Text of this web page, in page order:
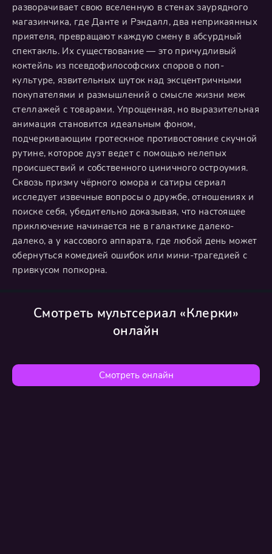
разворачивает свою вселенную в стенах заурядного
магазинчика, где Данте и Рэндалл, два неприкаянных
приятеля, превращают каждую смену в абсурдный
спектакль. Их существование — это причудливый
коктейль из псевдофилософских споров о поп-
культуре, язвительных шуток над эксцентричными
покупателями и размышлений о смысле жизни меж
стеллажей с товарами. Упрощенная, но выразительная
анимация становится идеальным фоном,
подчеркивающим гротескное противостояние скучной
рутине, которое дуэт ведет с помощью нелепых
происшествий и собственного циничного остроумия.
Сквозь призму чёрного юмора и сатиры сериал
исследует извечные вопросы о дружбе, отношениях и
поиске себя, убедительно доказывая, что настоящее
приключение начинается не в галактике далеко-
далеко, а у кассового аппарата, где любой день может
обернуться комедией ошибок или мини-трагедией с
привкусом попкорна.
Смотреть мультсериал «Клерки»
онлайн
Смотреть онлайн